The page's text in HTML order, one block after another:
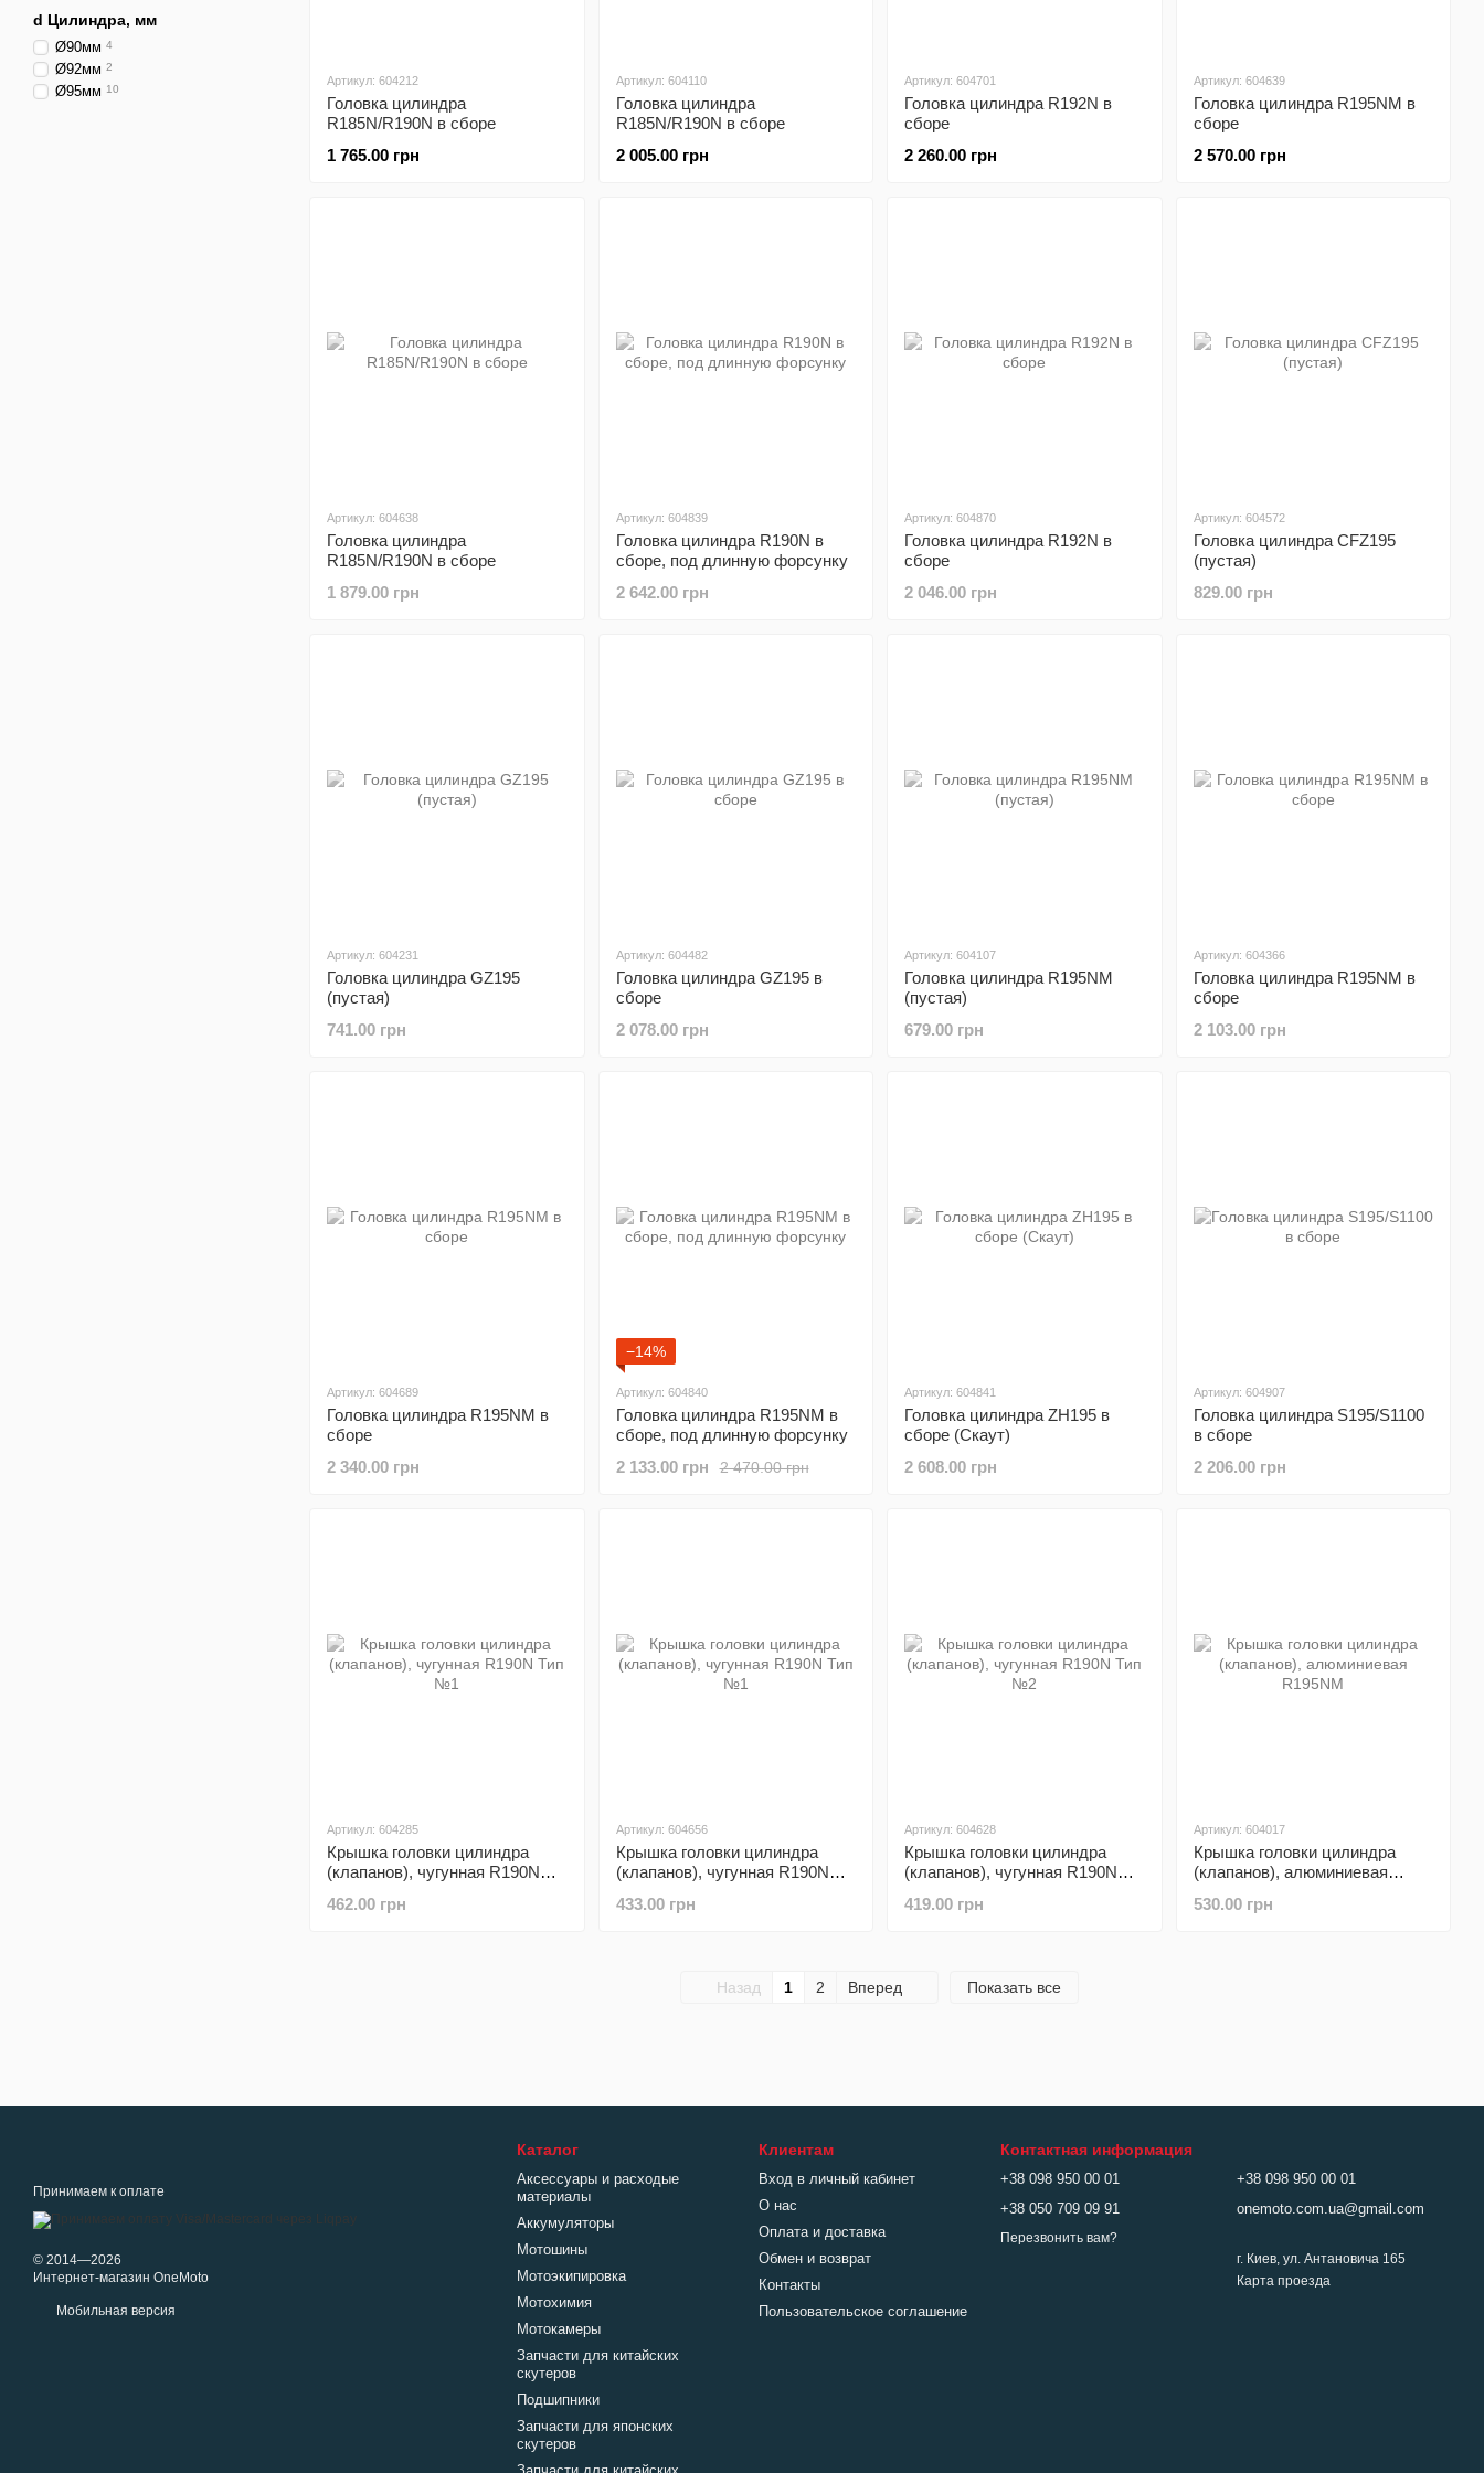
Артикул: 604212
Головка цилиндра
R185N/R190N в сборе
1 765.00 грн
Артикул: 604110
Головка цилиндра
R185N/R190N в сборе
2 005.00 грн
Артикул: 604701
Головка цилиндра R192N в
сборе
2 260.00 грн
Артикул: 604639
Головка цилиндра R195NM в
сборе
2 570.00 грн
Артикул: 604638
Головка цилиндра
R185N/R190N в сборе
1 879.00 грн
Артикул: 604839
Головка цилиндра R190N в
сборе, под длинную форсунку
2 642.00 грн
Артикул: 604870
Головка цилиндра R192N в
сборе
2 046.00 грн
Артикул: 604572
Головка цилиндра CFZ195
(пустая)
829.00 грн
Артикул: 604231
Головка цилиндра GZ195
(пустая)
741.00 грн
Артикул: 604482
Головка цилиндра GZ195 в
сборе
2 078.00 грн
Артикул: 604107
Головка цилиндра R195NM
(пустая)
679.00 грн
Артикул: 604366
Головка цилиндра R195NM в
сборе
2 103.00 грн
Артикул: 604689
Головка цилиндра R195NM в
сборе
2 340.00 грн
−14%
Артикул: 604840
Головка цилиндра R195NM в
сборе, под длинную форсунку
2 470.00 грн
2 133.00 грн
Артикул: 604841
Головка цилиндра ZH195 в
сборе (Скаут)
2 608.00 грн
Артикул: 604907
Головка цилиндра S195/S1100
в сборе
2 206.00 грн
Артикул: 604285
Крышка головки цилиндра
(клапанов), чугунная R190N
462.00 грн
Артикул: 604656
Крышка головки цилиндра
(клапанов), чугунная R190N
433.00 грн
Артикул: 604628
Крышка головки цилиндра
(клапанов), чугунная R190N
419.00 грн
Артикул: 604017
Крышка головки цилиндра
(клапанов), алюминиевая
530.00 грн
Назад 1 2 Вперед Показать все
d Цилиндра, мм
Ø90мм 4
Ø92мм 2
Ø95мм 10
Принимаем к оплате
© 2014—2026
Интернет-магазин OneMoto
Мобильная версия
Каталог
Аксессуары и расходые
материалы
Аккумуляторы
Мотошины
Мотоэкипировка
Мотохимия
Мотокамеры
Запчасти для китайских
скутеров
Подшипники
Запчасти для японских
скутеров
Клиентам
Вход в личный кабинет
О нас
Оплата и доставка
Обмен и возврат
Контакты
Пользовательское соглашение
Контактная информация
+38 098 950 00 01
+38 050 709 09 91
Перезвонить вам?
+38 098 950 00 01
onemoto.com.ua@gmail.com
г. Киев, ул. Антановича 165
Карта проезда